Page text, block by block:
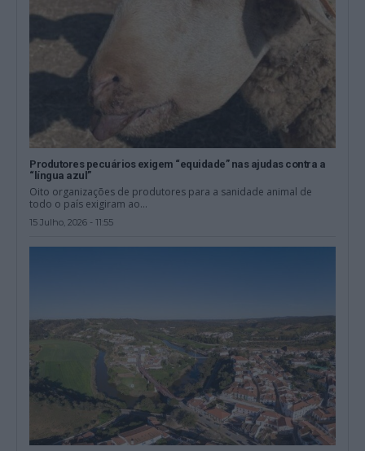
Produtores pecuários exigem “equidade” nas ajudas contra a
“língua azul”
Oito organizações de produtores para a sanidade animal de
todo o país exigiram ao...
15 Julho, 2026 - 11:55